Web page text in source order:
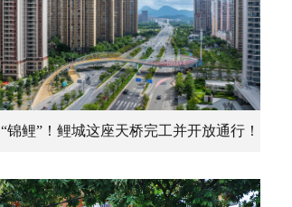
“锦鲤”！鲤城这座天桥完工并开放通行！